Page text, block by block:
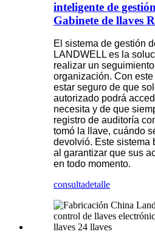
inteligente de
Gabinete de llaves
El sistema de gestión
LANDWELL es la
realizar un
organización. Con
estar seguro de que
autorizado podrá
necesita y de que
registro de auditoría
tomó la llave, cuándo
devolvió. Este sistema
al garantizar que sus
en todo momento.
consultadetalle